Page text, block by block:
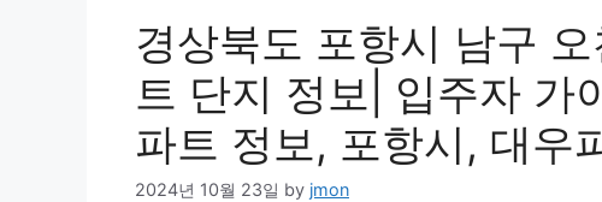
경상북도 포항시 남구
트 단지 정보| 입주자 가
파트 정보, 포항시, 대우
2024년 10월 23일 by jmon